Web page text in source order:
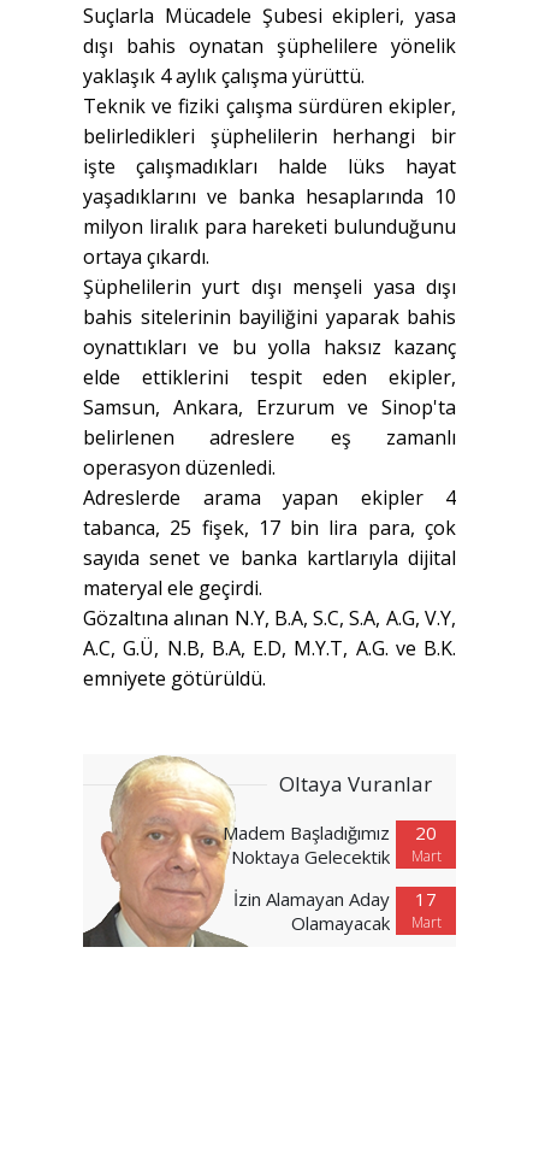
Suçlarla Mücadele Şubesi ekipleri, yasa
dışı bahis oynatan şüphelilere yönelik
yaklaşık 4 aylık çalışma yürüttü.
Teknik ve fiziki çalışma sürdüren ekipler,
belirledikleri şüphelilerin herhangi bir
işte çalışmadıkları halde lüks hayat
yaşadıklarını ve banka hesaplarında 10
milyon liralık para hareketi bulunduğunu
ortaya çıkardı.
Şüphelilerin yurt dışı menşeli yasa dışı
bahis sitelerinin bayiliğini yaparak bahis
oynattıkları ve bu yolla haksız kazanç
elde ettiklerini tespit eden ekipler,
Samsun, Ankara, Erzurum ve Sinop'ta
belirlenen adreslere eş zamanlı
operasyon düzenledi.
Adreslerde arama yapan ekipler 4
tabanca, 25 fişek, 17 bin lira para, çok
sayıda senet ve banka kartlarıyla dijital
materyal ele geçirdi.
Gözaltına alınan N.Y, B.A, S.C, S.A, A.G, V.Y,
A.C, G.Ü, N.B, B.A, E.D, M.Y.T, A.G. ve B.K.
emniyete götürüldü.
Oltaya Vuranlar
20
Mart
Madem Başladığımız
Noktaya Gelecektik
17
Mart
İzin Alamayan Aday
Olamayacak